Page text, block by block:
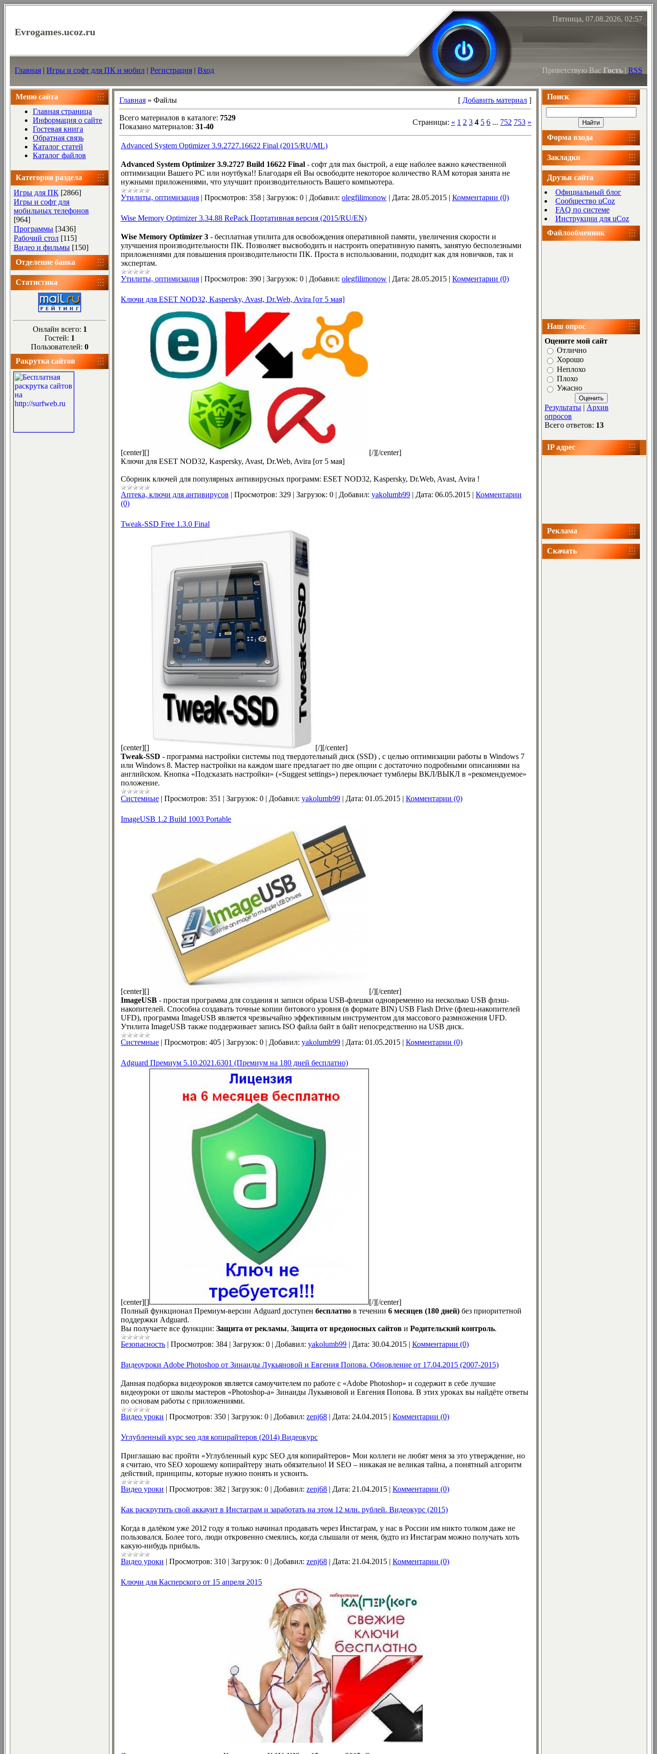
Evrogames.ucoz.ru
Пятница, 07.08.2026, 02:57
Главная | Игры и софт для ПК и мобил | Регистрация | Вход Приветствую Вас Гость | RSS
Меню сайта
Главная страница
Информация о сайте
Гостевая книга
Обратная связь
Каталог статей
Каталог файлов
Категории раздела
Игры для ПК [2866]
Игры и софт для
мобильных телефонов
[964]
Программы [3436]
Рабочий стол [115]
Видео и фильмы [150]
Отделение банка
Статистика
Онлайн всего: 1
Гостей: 1
Пользователей: 0
Ракрутка сайтов
Главная » Файлы [ Добавить материал ]
Всего материалов в каталоге: 7529
Показано материалов: 31-40
Страницы: « 1 2 3 4 5 6 ... 752 753 »
Advanced System Optimizer 3.9.2727.16622 Final (2015/RU/ML)
Advanced System Optimizer 3.9.2727 Build 16622 Final - софт для max быстрой, а еще наболее важно качественной
оптимизации Вашего PC или ноутбука!! Благодаря ей Вы освободите некоторое количество RAM которая занята не
нужными приложениями, что улучшит производительность Вашего компьютера.
Утилиты, оптимизация | Просмотров: 358 | Загрузок: 0 | Добавил: olegfilimonow | Дата: 28.05.2015 | Комментарии (0)
Wise Memory Optimizer 3.34.88 RePack Портативная версия (2015/RU/EN)
Wise Memory Optimizer 3 - бесплатная утилита для освобождения оперативной памяти, увеличения скорости и
улучшения производительности ПК. Позволяет высвободить и настроить оперативную память, занятую бесполезными
приложениями для повышения производительности ПК. Проста в использовании, подходит как для новичков, так и
экспертам.
Утилиты, оптимизация | Просмотров: 390 | Загрузок: 0 | Добавил: olegfilimonow | Дата: 28.05.2015 | Комментарии (0)
Ключи для ESET NOD32, Kaspersky, Avast, Dr.Web, Avira [от 5 мая]
[center][]
[/][/center]
Ключи для ESET NOD32, Kaspersky, Avast, Dr.Web, Avira [от 5 мая]
Сборник ключей для популярных антивирусных программ: ESET NOD32, Kaspersky, Dr.Web, Avast, Avira !
Аптека, ключи для антивирусов | Просмотров: 329 | Загрузок: 0 | Добавил: yakolumb99 | Дата: 06.05.2015 | Комментарии
(0)
Tweak-SSD Free 1.3.0 Final
[center][]
[/][/center]
Tweak-SSD - программа настройки системы под твердотельный диск (SSD) , с целью оптимизации работы в Windows 7
или Windows 8. Мастер настройки на каждом шаге предлагает по две опции с достаточно подробными описаниями на
английском. Кнопка «Подсказать настройки» («Suggest settings») переключает тумблеры ВКЛ/ВЫКЛ в «рекомендуемое»
положение.
Системные | Просмотров: 351 | Загрузок: 0 | Добавил: yakolumb99 | Дата: 01.05.2015 | Комментарии (0)
ImageUSB 1.2 Build 1003 Portable
[center][]
[/][/center]
ImageUSB - простая программа для создания и записи образа USB-флешки одновременно на несколько USB флэш-
накопителей. Способна создавать точные копии битового уровня (в формате BIN) USB Flash Drive (флеш-накопителей
UFD), программа ImageUSB является чрезвычайно эффективным инструментом для массового размножения UFD.
Утилита ImageUSB также поддерживает запись ISO файла байт в байт непосредственно на USB диск.
Системные | Просмотров: 405 | Загрузок: 0 | Добавил: yakolumb99 | Дата: 01.05.2015 | Комментарии (0)
Adguard Премиум 5.10.2021.6301 (Премиум на 180 дней бесплатно)
[center][]
[/][/center]
Полный функционал Премиум-версии Adguard доступен бесплатно в течении 6 месяцев (180 дней) без приоритетной
поддержки Adguard.
Вы получаете все функции: Защита от рекламы, Защита от вредоносных сайтов и Родительский контроль.
Безопасность | Просмотров: 384 | Загрузок: 0 | Добавил: yakolumb99 | Дата: 30.04.2015 | Комментарии (0)
Видеоуроки Adobe Photoshop от Зинаиды Лукьяновой и Евгения Попова. Обновление от 17.04.2015 (2007-2015)
Данная подборка видеоуроков является самоучителем по работе с «Adobe Photoshop» и содержит в себе лучшие
видеоуроки от школы мастеров «Photoshop-а» Зинаиды Лукьяновой и Евгения Попова. В этих уроках вы найдёте ответы
по основам работы с приложениями.
Видео уроки | Просмотров: 350 | Загрузок: 0 | Добавил: zenj68 | Дата: 24.04.2015 | Комментарии (0)
Углубленный курс seo для копирайтеров (2014) Видеокурс
Приглашаю вас пройти «Углубленный курс SEO для копирайтеров» Мои коллеги не любят меня за это утверждение, но
я считаю, что SEO хорошему копирайтеру знать обязательно! И SEO – никакая не великая тайна, а понятный алгоритм
действий, принципы, которые нужно понять и усвоить.
Видео уроки | Просмотров: 382 | Загрузок: 0 | Добавил: zenj68 | Дата: 21.04.2015 | Комментарии (0)
Как раскрутить свой аккаунт в Инстаграм и заработать на этом 12 млн. рублей. Видеокурс (2015)
Когда в далёком уже 2012 году я только начинал продавать через Инстаграм, у нас в России им никто толком даже не
пользовался. Более того, люди откровенно смеялись, когда слышали от меня, будто из Инстаграм можно получать хоть
какую-нибудь прибыль.
Видео уроки | Просмотров: 310 | Загрузок: 0 | Добавил: zenj68 | Дата: 21.04.2015 | Комментарии (0)
Ключи для Касперского от 15 апреля 2015
Поиск
Форма входа
Закладки
Друзья сайта
Официальный блог
Сообщество uCoz
FAQ по системе
Инструкции для uCoz
Файлообменник
Наш опрос
Оцените мой сайт
Отлично
Хорошо
Неплохо
Плохо
Ужасно
Результаты | Архив
опросов
Всего ответов: 13
IP адрес
Реклама
Скачать